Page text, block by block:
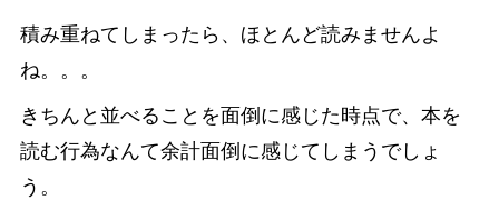
積み重ねてしまったら、ほとんど読みませんよ
ね。。。
きちんと並べることを面倒に感じた時点で、本を
読む行為なんて余計面倒に感じてしまうでしょ
う。